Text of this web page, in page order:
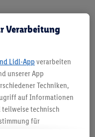
Mengen. Verkauf
allem NonFood-Produkte,
ähnlich.
Verarbeitung
Lidl-App verarbeiten
unserer App
Techniken,
auf Informationen
technisch
für